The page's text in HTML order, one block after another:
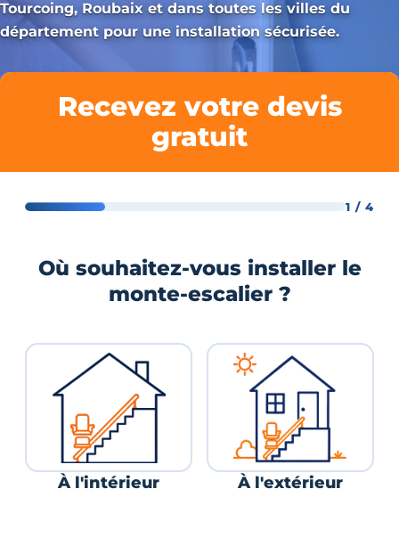
Tourcoing, Roubaix et dans toutes les villes du
département pour une installation sécurisée.
Recevez votre devis
gratuit
1 / 4
Où souhaitez-vous installer le
monte-escalier ?
À l'intérieur À l'extérieur